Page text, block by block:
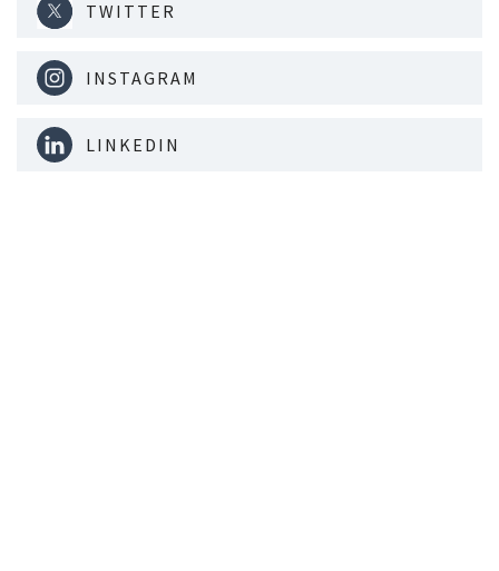
TWITTER
INSTAGRAM
LINKEDIN